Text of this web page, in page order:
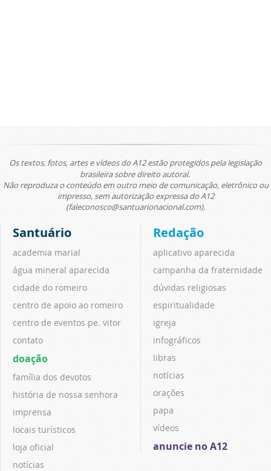
Os textos, fotos, artes e vídeos do A12 estão protegidos pela legislação
brasileira sobre direito autoral.
Não reproduza o conteúdo em outro meio de comunicação, eletrônico ou
impresso, sem autorização expressa do A12
(faleconosco@santuarionacional.com).
Santuário
academia marial
água mineral aparecida
cidade do romeiro
centro de apoio ao romeiro
centro de eventos pe. vitor
contato
doação
família dos devotos
história de nossa senhora
imprensa
locais turísticos
loja oficial
notícias
Redação
aplicativo aparecida
campanha da fraternidade
dúvidas religiosas
espiritualidade
igreja
infográficos
libras
notícias
orações
papa
vídeos
anuncie no A12